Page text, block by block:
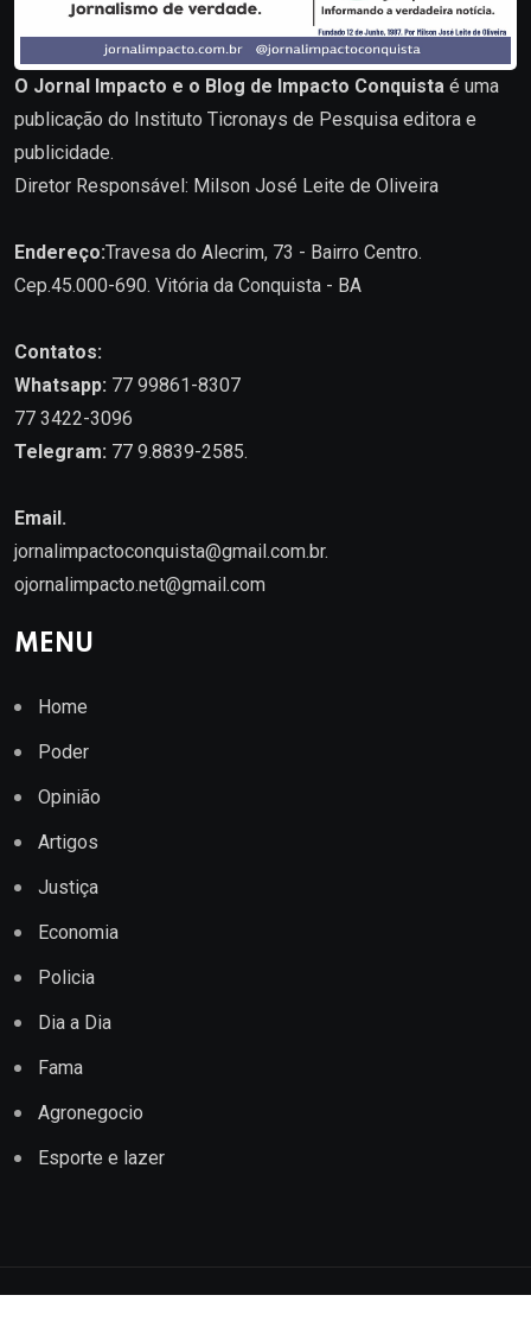
O Jornal Impacto e o Blog de Impacto Conquista é uma
publicação do Instituto Ticronays de Pesquisa editora e
publicidade.
Diretor Responsável: Milson José Leite de Oliveira
Endereço:Travesa do Alecrim, 73 - Bairro Centro.
Cep.45.000-690. Vitória da Conquista - BA
Contatos:
Whatsapp: 77 99861-8307
77 3422-3096
Telegram: 77 9.8839-2585.
Email.
jornalimpactoconquista@gmail.com.br.
ojornalimpacto.net@gmail.com
MENU
Home
Poder
Opinião
Artigos
Justiça
Economia
Policia
Dia a Dia
Fama
Agronegocio
Esporte e lazer